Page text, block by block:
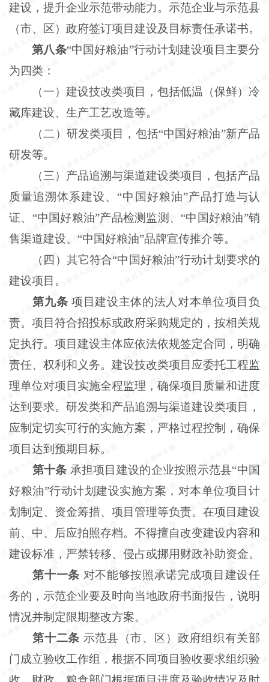
建设，提升企业示范带动能力。示范企业与示范县
（市、区）政府签订项目建设及目标责任承诺书。
第八条“中国好粮油”行动计划建设项目主要分
为四类：
（一）建设技改类项目，包括低温（保鲜）冷
藏库建设、生产工艺改造等。
（二）研发类项目，包括“中国好粮油”新产品
研发等。
（三）产品追溯与渠道建设类项目，包括产品
质量追溯体系建设、 “中国好粮油”产品打造与认
证、“中国好粮油”产品检测监测、“中国好粮油”销
售渠道建设、“中国好粮油”品牌宣传推介等。
（四）其它符合“中国好粮油”行动计划要求的
建设项目。
第九条 项目建设主体的法人对本单位项目负
责。项目符合招投标或政府采购规定的，按相关规
定执行。项目建设主体应依法依规签定合同，明确
责任、权利和义务。建设技改类项目应委托工程监
理单位对项目实施全程监理，确保项目质量和进度
达到要求。研发类和产品追溯与渠道建设类项目，
应制定切实可行的实施方案，严格过程控制，确保
项目达到预期目标。
第十条 承担项目建设的企业按照示范县“中国
好粮油”行动计划建设实施方案，对本单位项目计
划制定、资金筹措、项目管理等负责。在项目建设
前、中、后应拍照存档。不得擅自改变建设内容和
建设标准，严禁转移、侵占或挪用财政补助资金。
第十一条 对不能够按照承诺完成项目建设任
务的，示范企业要及时向当地政府书面报告，说明
情况并制定限期整改方案。
第十二条 示范县（市、区）政府组织有关部
门成立验收工作组，根据不同项目验收要求组织验